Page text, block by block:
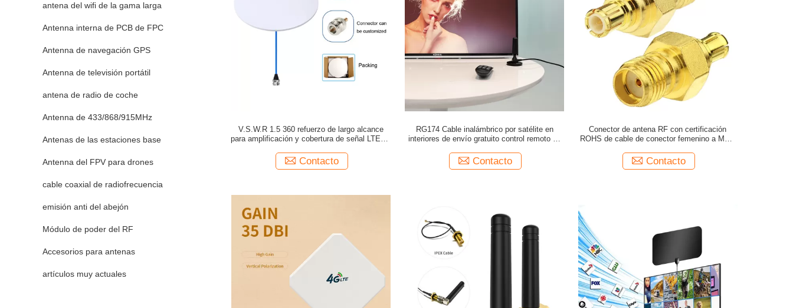
antena del wifi de la gama larga
Antenna interna de PCB de FPC
Antenna de navegación GPS
Antenna de televisión portátil
antena de radio de coche
Antenna de 433/868/915MHz
Antenas de las estaciones base
Antenna del FPV para drones
cable coaxial de radiofrecuencia
emisión anti del abejón
Módulo de poder del RF
Accesorios para antenas
artículos muy actuales
V.S.W.R 1.5 360 refuerzo de largo alcance
para amplificación y cobertura de señal LTE en
Contacto
RG174 Cable inalámbrico por satélite en
interiores de envío gratuito control remoto de
Contacto
Conector de antena RF con certificación
ROHS de cable de conector femenino a MCX
Contacto